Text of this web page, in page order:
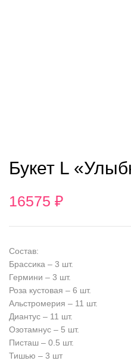
Букет L
16575 ₽
Состав:
Брассика – 3 шт.
Гермини – 3 шт.
Роза кустовая – 6 шт.
Альстромерия – 11 шт.
Диантус – 11 шт.
Озотамнус – 5 шт.
Писташ – 0.5 шт.
Тишью – 3 шт